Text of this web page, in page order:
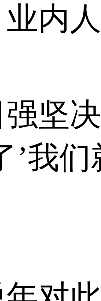
内
决
’我